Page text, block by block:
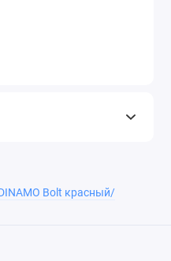
магазинах
Bolt красный/